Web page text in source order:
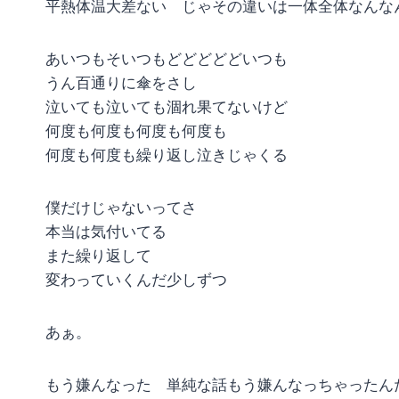
平熱体温大差ない じゃその違いは一体全体なんな
あいつもそいつもどどどどどいつも
うん百通りに傘をさし
泣いても泣いても涸れ果てないけど
何度も何度も何度も何度も
何度も何度も繰り返し泣きじゃくる
僕だけじゃないってさ
本当は気付いてる
また繰り返して
変わっていくんだ少しずつ
あぁ。
もう嫌んなった 単純な話もう嫌んなっちゃったん